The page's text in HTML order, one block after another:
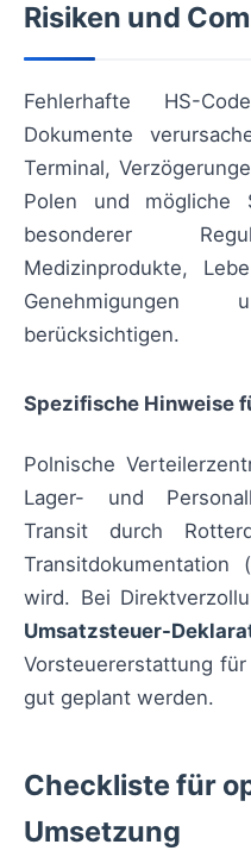
Risiken und
Fehlerhafte HS-
Dokumente
Terminal,
Polen und mögliche
besonderer
Medizinprodukte,
berücksichtigen.
Spezifische Hinweise
Polnische
Lager- und
Transit durch
wird. Bei
Umsatzsteuer-
Vorsteuererstattung
gut geplant werden.
Checkliste für
Umsetzung